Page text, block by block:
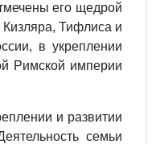
его щедрой
Тифлиса и
в укреплении
Римской империи
и развитии
семьи